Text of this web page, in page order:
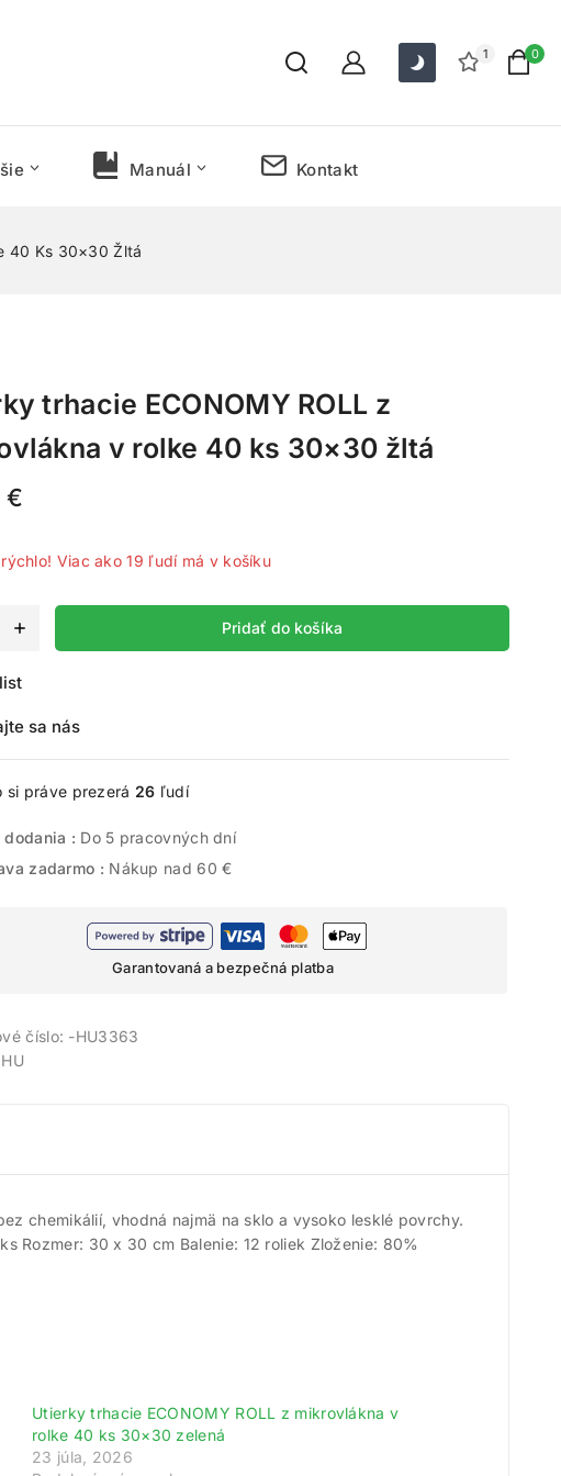
1 0
Manuál Kontakt
40 Ks 30×30 Žltá
trhacie ECONOMY ROLL z
v rolke 40 ks 30×30 žltá
€ predaných za posledných 13 hodín
Viac ako 19 ľudí má v košíku
Pridať do košíka
sa nás
si práve prezerá 26 ľudí
dodania : Do 5 pracovných dní
zadarmo : Nákup nad 60 €
Garantovaná a bezpečná platba
číslo: -HU3363
HU
chemikálií, vhodná najmä na sklo a vysoko lesklé povrchy.
Rozmer: 30 x 30 cm Balenie: 12 roliek Zloženie: 80%
Utierky trhacie ECONOMY ROLL z mikrovlákna v
rolke 40 ks 30×30 zelená
23 júla, 2026